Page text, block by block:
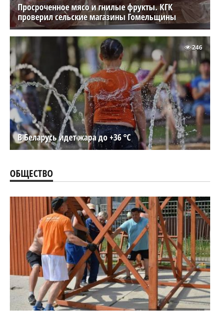
Просроченное мясо и гнилые фрукты. КГК
проверил сельские магазины Гомельщины
В Беларусь идет жара до +36 °C
246
ОБЩЕСТВО